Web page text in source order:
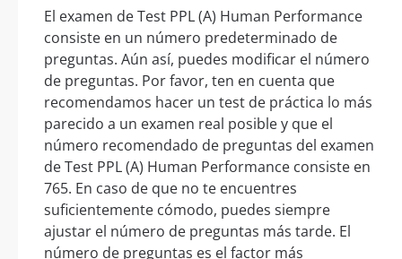
El examen de Test PPL (A) Human Performance
consiste en un número predeterminado de
preguntas. Aún así, puedes modificar el número
de preguntas. Por favor, ten en cuenta que
recomendamos hacer un test de práctica lo más
parecido a un examen real posible y que el
número recomendado de preguntas del examen
de Test PPL (A) Human Performance consiste en
765. En caso de que no te encuentres
suficientemente cómodo, puedes siempre
ajustar el número de preguntas más tarde. El
número de preguntas es el factor más